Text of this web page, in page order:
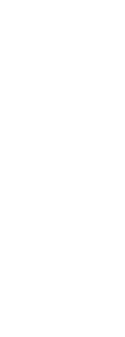
corrigida,
O cliente
para a
guardava o
o “final
abriu
prima
notícia. O
registrou